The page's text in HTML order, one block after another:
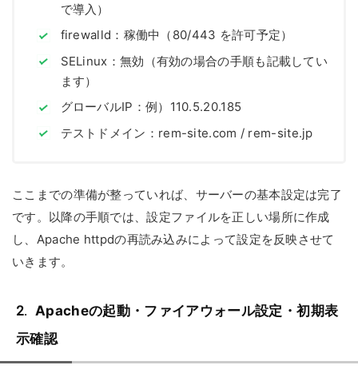
で導入）
firewalld：稼働中（80/443 を許可予定）
SELinux：無効（有効の場合の手順も記載してい
ます）
グローバルIP：例）110.5.20.185
テストドメイン：rem-site.com / rem-site.jp
ここまでの準備が整っていれば、サーバーの基本設定は完了
です。以降の手順では、設定ファイルを正しい場所に作成
し、Apache httpdの再読み込みによって設定を反映させて
いきます。
Apacheの起動・ファイアウォール設定・初期表
示確認